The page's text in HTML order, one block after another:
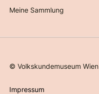
Meine Sammlung
©Volkskundemuseum Wien
Impressum